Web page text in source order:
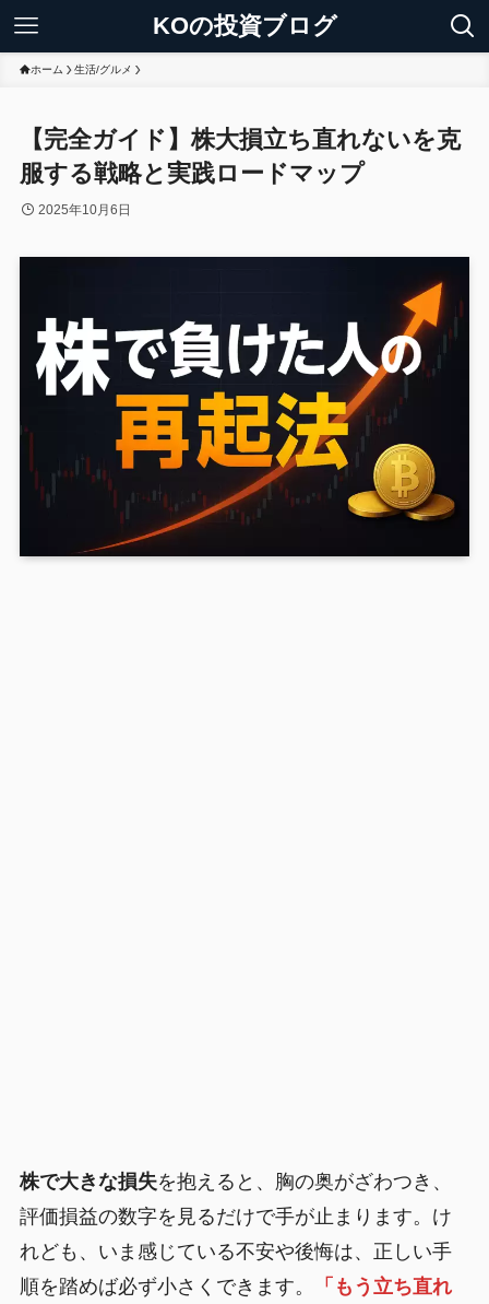
KOの投資ブログ
ホーム 生活/グルメ
【完全ガイド】株大損立ち直れないを克
服する戦略と実践ロードマップ
2025年10月6日
株で大きな損失を抱えると、胸の奥がざわつき、
評価損益の数字を見るだけで手が止まります。け
れども、いま感じている不安や後悔は、正しい手
順を踏めば必ず小さくできます。
「もう立ち直れ